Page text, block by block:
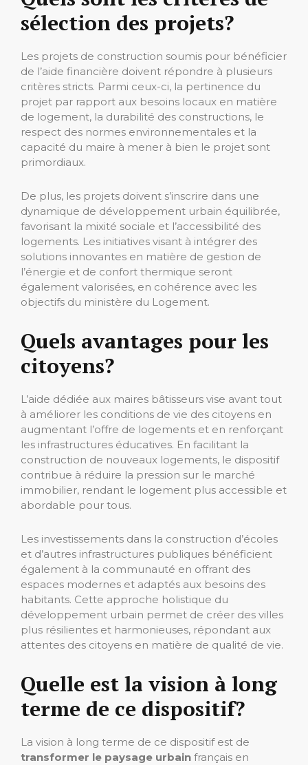
sélection des projets?
Les projets de construction soumis pour bénéficier
de l’aide financière doivent répondre à plusieurs
critères stricts. Parmi ceux-ci, la pertinence du
projet par rapport aux besoins locaux en matière
de logement, la durabilité des constructions, le
respect des normes environnementales et la
capacité du maire à mener à bien le projet sont
primordiaux.
De plus, les projets doivent s’inscrire dans une
dynamique de développement urbain équilibrée,
favorisant la mixité sociale et l’accessibilité des
logements. Les initiatives visant à intégrer des
solutions innovantes en matière de gestion de
l’énergie et de confort thermique seront
également valorisées, en cohérence avec les
objectifs du ministère du Logement.
Quels avantages pour les
citoyens?
L’aide dédiée aux maires bâtisseurs vise avant tout
à améliorer les conditions de vie des citoyens en
augmentant l’offre de logements et en renforçant
les infrastructures éducatives. En facilitant la
construction de nouveaux logements, le dispositif
contribue à réduire la pression sur le marché
immobilier, rendant le logement plus accessible et
abordable pour tous.
Les investissements dans la construction d’écoles
et d’autres infrastructures publiques bénéficient
également à la communauté en offrant des
espaces modernes et adaptés aux besoins des
habitants. Cette approche holistique du
développement urbain permet de créer des villes
plus résilientes et harmonieuses, répondant aux
attentes des citoyens en matière de qualité de vie.
Quelle est la vision à long
terme de ce dispositif?
La vision à long terme de ce dispositif est de
transformer le paysage urbain français en